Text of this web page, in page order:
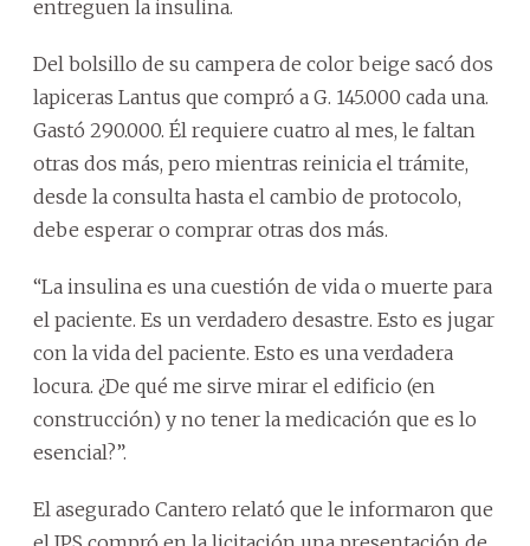
entreguen la insulina.
Del bolsillo de su campera de color beige sacó dos
lapiceras Lantus que compró a G. 145.000 cada una.
Gastó 290.000. Él requiere cuatro al mes, le faltan
otras dos más, pero mientras reinicia el trámite,
desde la consulta hasta el cambio de protocolo,
debe esperar o comprar otras dos más.
“La insulina es una cuestión de vida o muerte para
el paciente. Es un verdadero desastre. Esto es jugar
con la vida del paciente. Esto es una verdadera
locura. ¿De qué me sirve mirar el edificio (en
construcción) y no tener la medicación que es lo
esencial?”.
El asegurado Cantero relató que le informaron que